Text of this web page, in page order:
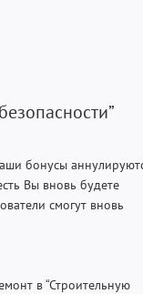
бонусы
Вы вновь будете
смогут вновь
в “Строительную